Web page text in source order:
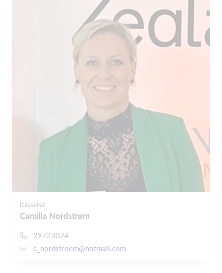
Kasserer
Camilla Nordstrøm
29723024
c_nordstroem@hotmail.com